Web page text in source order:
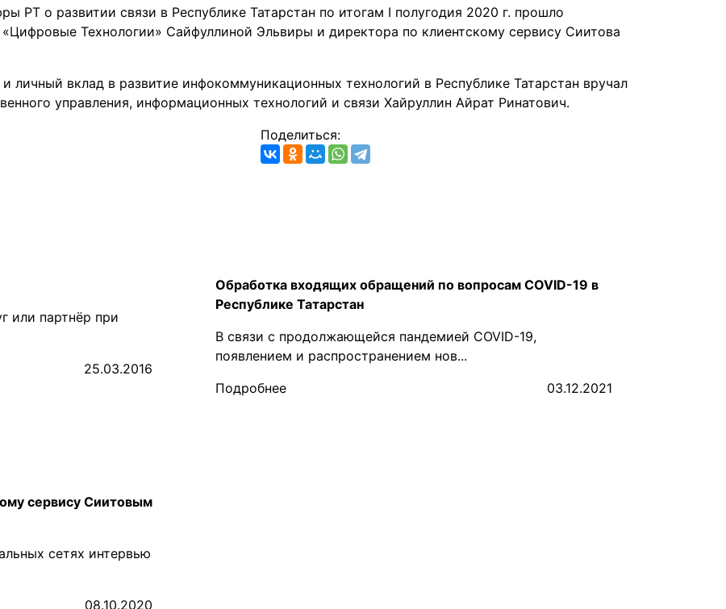
РТ о развитии связи в Республике Татарстан по итогам I полугодия 2020 г. прошло
Технологии» Сайфуллиной Эльвиры и директора по клиентскому сервису Сиитова
личный вклад в развитие инфокоммуникационных технологий в Республике Татарстан вручал
управления, информационных технологий и связи Хайруллин Айрат Ринатович.
Поделиться:
или партнёр при
25.03.2016
Обработка входящих обращений по вопросам COVID-19 в
Республике Татарстан
В связи с продолжающейся пандемией COVID-19,
появлением и распространением нов...
Подробнее
03.12.2021
сервису Сиитовым
сетях интервью
08.10.2020